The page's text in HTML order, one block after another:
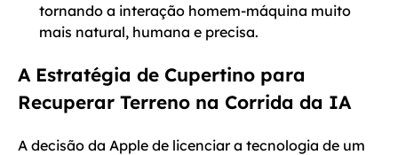
tornando a interação homem-máquina muito
mais natural, humana e precisa.
A Estratégia de Cupertino para
Recuperar Terreno na Corrida da IA
A decisão da Apple de licenciar a tecnologia de um